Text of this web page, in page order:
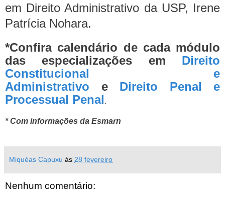
em Direito Administrativo da USP, Irene
Patrícia Nohara.
*Confira calendário de cada módulo
das especializações em Direito
Constitucional e
Administrativo e Direito Penal e
Processual Penal.
* Com informações da Esmarn
Miquéas Capuxu às 28 fevereiro
Nenhum comentário: